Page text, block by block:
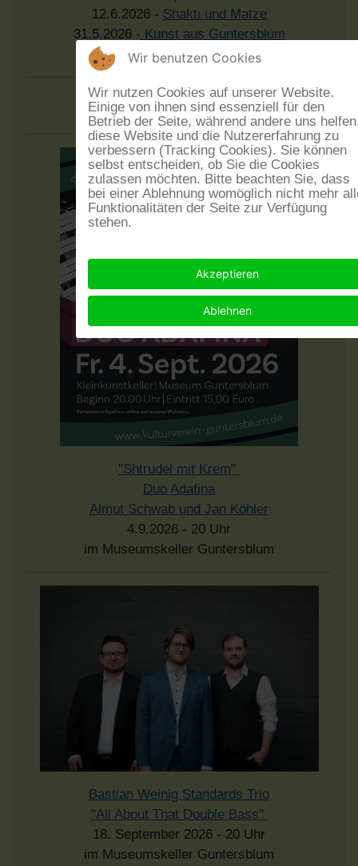
12.6.2026 - Shakti und Matze
31.5.2026 - Kunst aus Guntersblum
29.5.2026 -Mme Brell & die Filous
Aus:blick
"Shtrudel mit Krem"
Duo Adafina
Almut Schwab und Jan Köhler
4.9.2026 - 20 Uhr
im Museumskeller Guntersblum
Bastian Weinig Standards Trio
"All About That Double Bass"
18. September 2026 - 20 Uhr
im Museumskeller Guntersblum
Wir benutzen Cookies
Wir nutzen Cookies auf unserer Website.
Einige von ihnen sind essenziell für den
Betrieb der Seite, während andere uns
diese Website und die Nutzererfahrung zu
verbessern (Tracking Cookies). Sie können
selbst entscheiden, ob Sie die Cookies
zulassen möchten. Bitte beachten Sie, dass
bei einer Ablehnung womöglich nicht mehr
Funktionalitäten der Seite zur Verfügung
stehen.
Akzeptieren
Ablehnen